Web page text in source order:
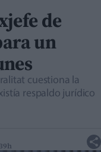
de
un
cuestiona la
respaldo jurídico